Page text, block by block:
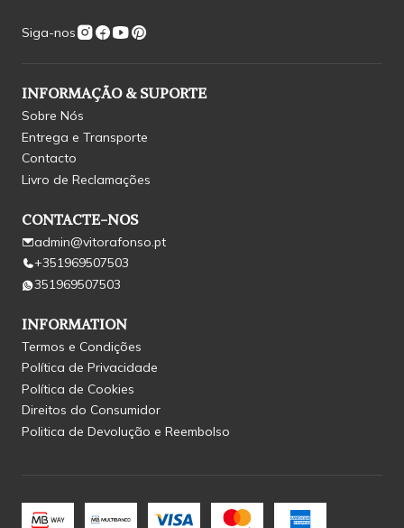
Siga-nos
INFORMAÇÃO & SUPORTE
Sobre Nós
Entrega e Transporte
Contacto
Livro de Reclamações
CONTACTE-NOS
admin@vitorafonso.pt
+351969507503
351969507503
INFORMATION
Termos e Condições
Política de Privacidade
Política de Cookies
Direitos do Consumidor
Politica de Devolução e Reembolso